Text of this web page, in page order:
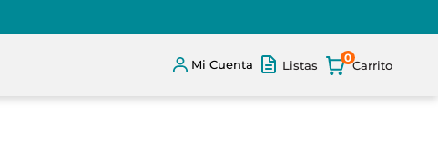
Mi Cuenta Listas
0